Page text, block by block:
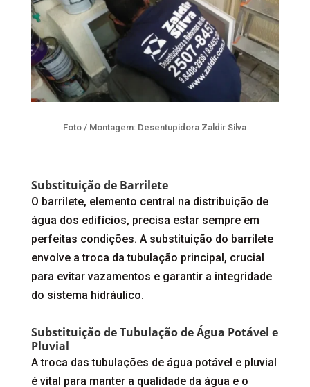
Foto / Montagem: Desentupidora Zaldir Silva
Substituição de Barrilete
O barrilete, elemento central na distribuição de
água dos edifícios, precisa estar sempre em
perfeitas condições. A substituição do barrilete
envolve a troca da tubulação principal, crucial
para evitar vazamentos e garantir a integridade
do sistema hidráulico.
Substituição de Tubulação de Água Potável e
Pluvial
A troca das tubulações de água potável e pluvial
é vital para manter a qualidade da água e o